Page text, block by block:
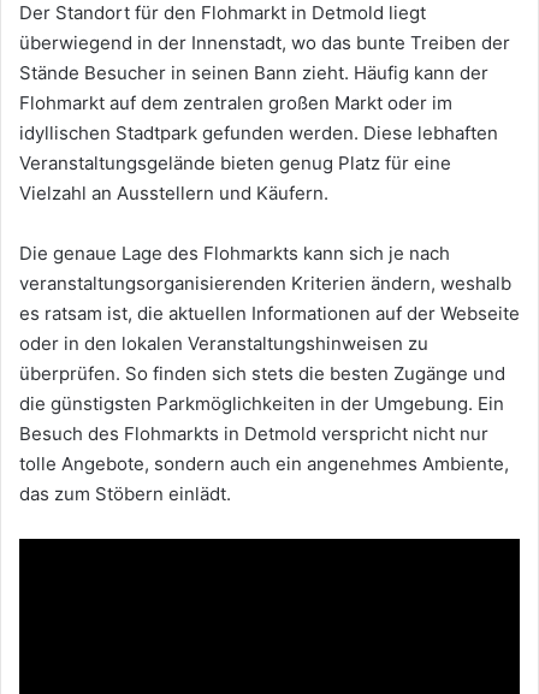
Der Standort für den Flohmarkt in Detmold liegt
überwiegend in der Innenstadt, wo das bunte Treiben der
Stände Besucher in seinen Bann zieht. Häufig kann der
Flohmarkt auf dem zentralen großen Markt oder im
idyllischen Stadtpark gefunden werden. Diese lebhaften
Veranstaltungsgelände bieten genug Platz für eine
Vielzahl an Ausstellern und Käufern.
Die genaue Lage des Flohmarkts kann sich je nach
veranstaltungsorganisierenden Kriterien ändern, weshalb
es ratsam ist, die aktuellen Informationen auf der Webseite
oder in den lokalen Veranstaltungshinweisen zu
überprüfen. So finden sich stets die besten Zugänge und
die günstigsten Parkmöglichkeiten in der Umgebung. Ein
Besuch des Flohmarkts in Detmold verspricht nicht nur
tolle Angebote, sondern auch ein angenehmes Ambiente,
das zum Stöbern einlädt.